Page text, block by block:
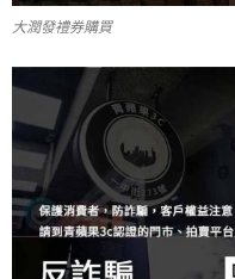
大潤發禮券購買